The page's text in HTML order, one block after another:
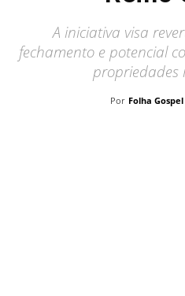
A iniciativa visa
fechamento e potencial
propriedades
Por Folha Gospel